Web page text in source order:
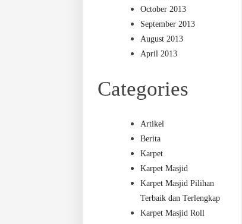
October 2013
September 2013
August 2013
April 2013
Categories
Artikel
Berita
Karpet
Karpet Masjid
Karpet Masjid Pilihan
Terbaik dan Terlengkap
Karpet Masjid Roll